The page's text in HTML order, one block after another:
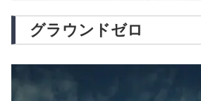
グラウンドゼロ